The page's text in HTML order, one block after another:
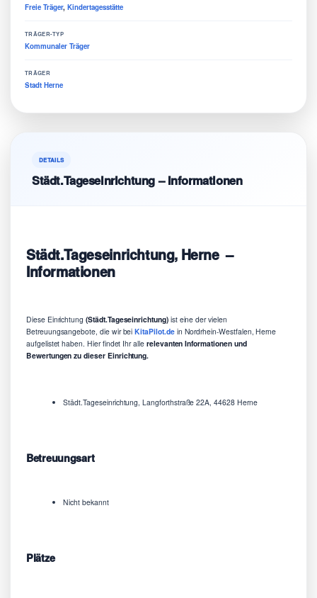
Freie Träger, Kindertagesstätte
TRÄGER-TYP
Kommunaler Träger
TRÄGER
Stadt Herne
DETAILS
Städt.Tageseinrichtung – Informationen
Städt.Tageseinrichtung, Herne –
Informationen
Diese Einrichtung (Städt.Tageseinrichtung)ist eine der vielen
Betreuungsangebote, die wir beiKitaPilot.dein Nordrhein-Westfalen, Herne
aufgelistet haben. Hier findet Ihr allerelevanten Informationen und
Bewertungen zu dieser Einrichtung.
Städt.Tageseinrichtung, Langforthstraße 22A, 44628 Herne
Betreuungsart
Nicht bekannt
Plätze